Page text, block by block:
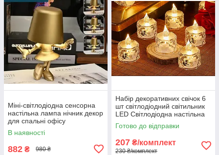
Міні-світлодіодна сенсорна
настільна лампа нічник декор
для спальні офісу
В наявності
882 ₴ 980 ₴
Набір декоративних свічок 6
шт світлодіодний світильник
LED Світлодіодна настільна
Чайна Свічка нічник
світильник
Готово до відправки
207 ₴/комплект
230 ₴/комплект